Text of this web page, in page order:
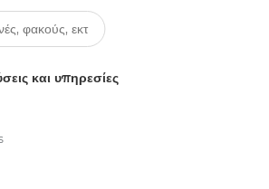
και υπηρεσίες